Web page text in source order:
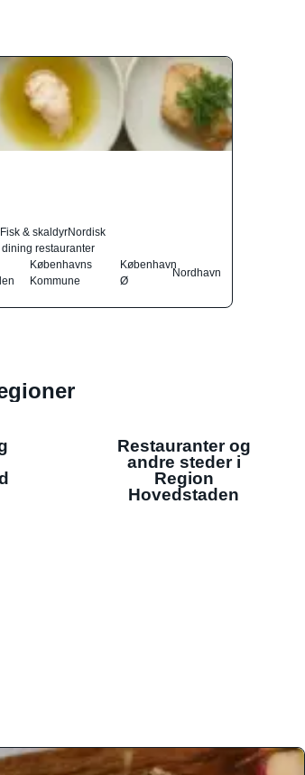
Fisk & skaldyrNordisk
dining restauranter
Københavns
Kommune
København
Ø
Nordhavn
Restauranter og
andre steder i
Region
Hovedstaden